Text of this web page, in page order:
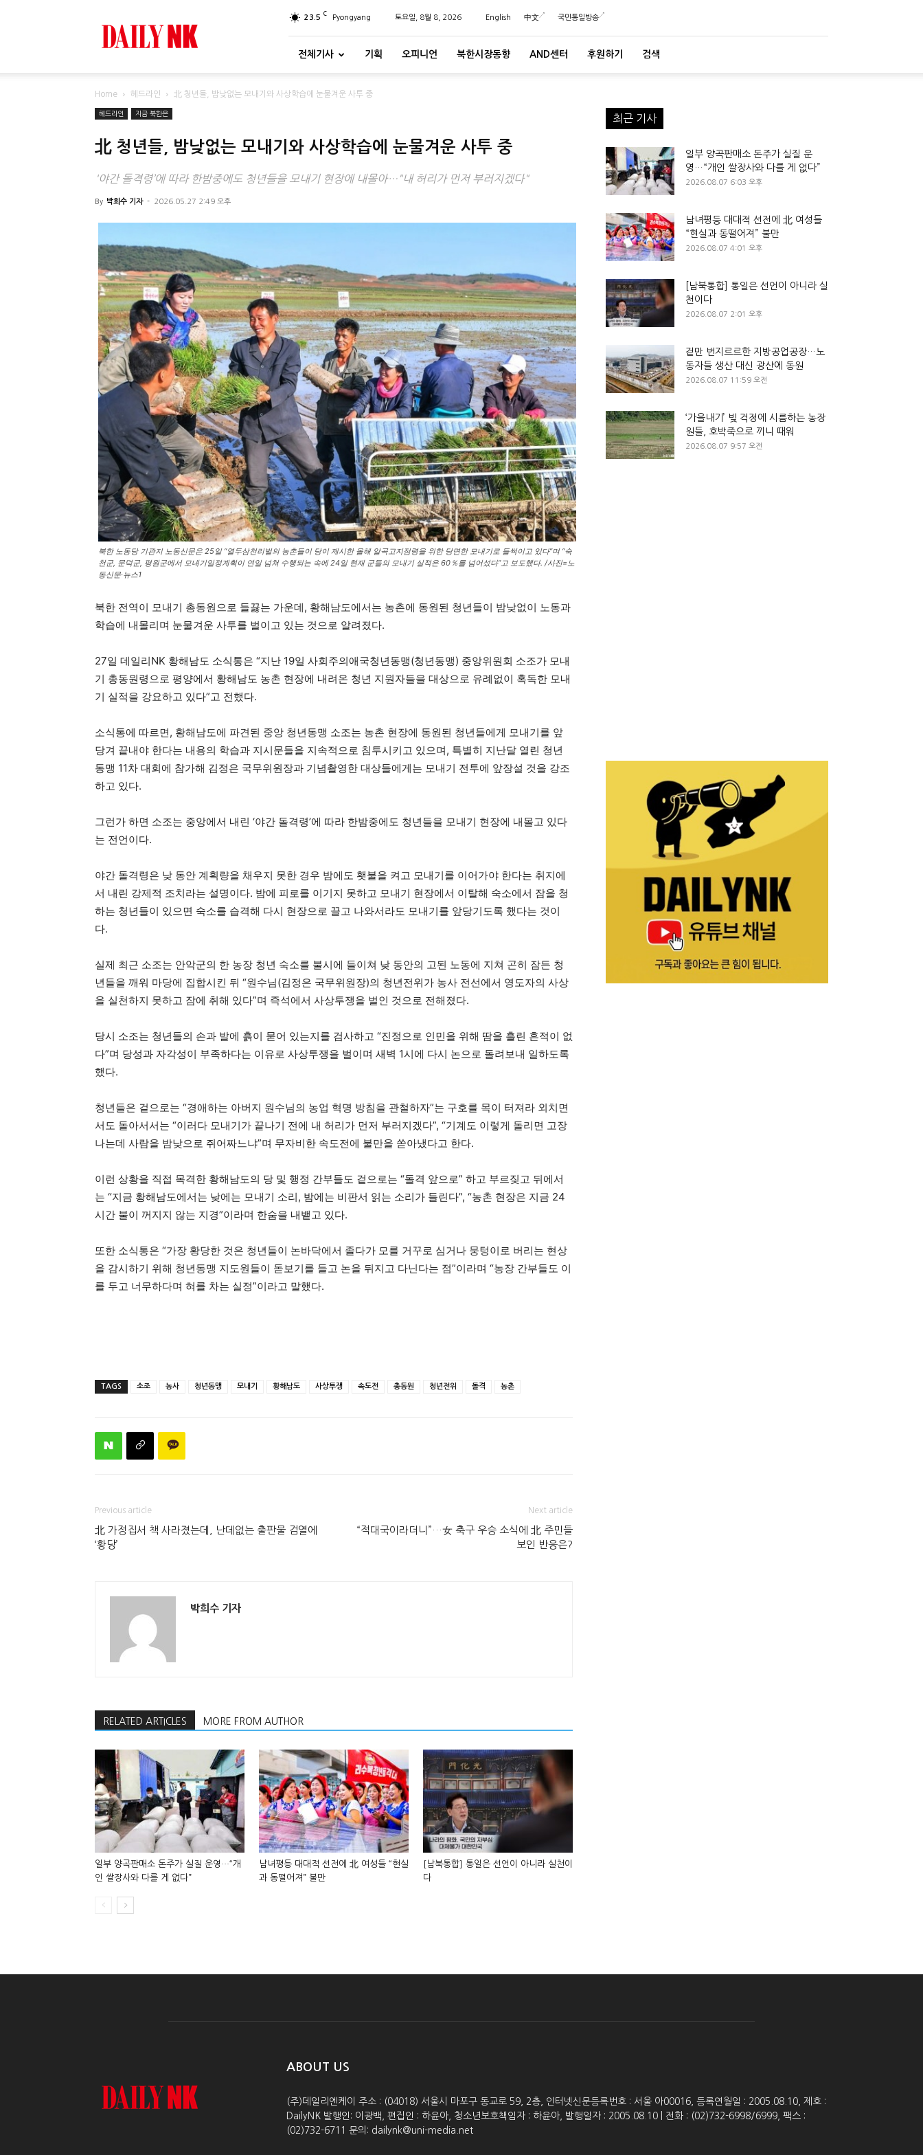
23.5 C Pyongyang 토요일, 8월 8, 2026 English 中文 국민통일방송
전체기사 기획 오피니언 북한시장동향 AND센터 후원하기 검색
Home 헤드라인 北 청년들, 밤낮없는 모내기와 사상학습에 눈물겨운 사투 중
헤드라인 지금 북한은
北 청년들, 밤낮없는 모내기와 사상학습에 눈물겨운 사투 중
'야간 돌격령’에 따라 한밤중에도 청년들을 모내기 현장에 내몰아…"내 허리가 먼저 부러지겠다"
By 박희수 기자 - 2026.05.27 2:49 오후
북한 노동당 기관지 노동신문은 25일 “열두삼천리벌의 농촌들이 당이 제시한 올해 알곡고지점령을 위한 당면한 모내기로 들썩이고 있다”며 “숙
천군, 문덕군, 평원군에서 모내기일정계획이 연일 넘쳐 수행되는 속에 24일 현재 군들의 모내기 실적은 60％를 넘어섰다”고 보도했다. /사진=노
동신문·뉴스1
북한 전역이 모내기 총동원으로 들끓는 가운데, 황해남도에서는 농촌에 동원된 청년들이 밤낮없이 노동과
학습에 내몰리며 눈물겨운 사투를 벌이고 있는 것으로 알려졌다.
27일 데일리NK 황해남도 소식통은 “지난 19일 사회주의애국청년동맹(청년동맹) 중앙위원회 소조가 모내
기 총동원령으로 평양에서 황해남도 농촌 현장에 내려온 청년 지원자들을 대상으로 유례없이 혹독한 모내
기 실적을 강요하고 있다”고 전했다.
소식통에 따르면, 황해남도에 파견된 중앙 청년동맹 소조는 농촌 현장에 동원된 청년들에게 모내기를 앞
당겨 끝내야 한다는 내용의 학습과 지시문들을 지속적으로 침투시키고 있으며, 특별히 지난달 열린 청년
동맹 11차 대회에 참가해 김정은 국무위원장과 기념촬영한 대상들에게는 모내기 전투에 앞장설 것을 강조
하고 있다.
그런가 하면 소조는 중앙에서 내린 ‘야간 돌격령’에 따라 한밤중에도 청년들을 모내기 현장에 내몰고 있다
는 전언이다.
야간 돌격령은 낮 동안 계획량을 채우지 못한 경우 밤에도 횃불을 켜고 모내기를 이어가야 한다는 취지에
서 내린 강제적 조치라는 설명이다. 밤에 피로를 이기지 못하고 모내기 현장에서 이탈해 숙소에서 잠을 청
하는 청년들이 있으면 숙소를 습격해 다시 현장으로 끌고 나와서라도 모내기를 앞당기도록 했다는 것이
다.
실제 최근 소조는 안악군의 한 농장 청년 숙소를 불시에 들이쳐 낮 동안의 고된 노동에 지쳐 곤히 잠든 청
년들을 깨워 마당에 집합시킨 뒤 “원수님(김정은 국무위원장)의 청년전위가 농사 전선에서 영도자의 사상
을 실천하지 못하고 잠에 취해 있다”며 즉석에서 사상투쟁을 벌인 것으로 전해졌다.
당시 소조는 청년들의 손과 발에 흙이 묻어 있는지를 검사하고 “진정으로 인민을 위해 땀을 흘린 흔적이 없
다”며 당성과 자각성이 부족하다는 이유로 사상투쟁을 벌이며 새벽 1시에 다시 논으로 돌려보내 일하도록
했다.
청년들은 겉으로는 “경애하는 아버지 원수님의 농업 혁명 방침을 관철하자”는 구호를 목이 터져라 외치면
서도 돌아서서는 “이러다 모내기가 끝나기 전에 내 허리가 먼저 부러지겠다”, “기계도 이렇게 돌리면 고장
나는데 사람을 밤낮으로 쥐어짜느냐”며 무자비한 속도전에 불만을 쏟아냈다고 한다.
이런 상황을 직접 목격한 황해남도의 당 및 행정 간부들도 겉으로는 “돌격 앞으로” 하고 부르짖고 뒤에서
는 “지금 황해남도에서는 낮에는 모내기 소리, 밤에는 비판서 읽는 소리가 들린다”, “농촌 현장은 지금 24
시간 불이 꺼지지 않는 지경”이라며 한숨을 내뱉고 있다.
또한 소식통은 “가장 황당한 것은 청년들이 논바닥에서 졸다가 모를 거꾸로 심거나 뭉텅이로 버리는 현상
을 감시하기 위해 청년동맹 지도원들이 돋보기를 들고 논을 뒤지고 다닌다는 점”이라며 “농장 간부들도 이
를 두고 너무하다며 혀를 차는 실정”이라고 말했다.
TAGS 소조 농사 청년동맹 모내기 황해남도 사상투쟁 속도전 총동원 청년전위 돌격 농촌
Previous article
北 가정집서 책 사라졌는데, 난데없는 출판물 검열에
‘황당’
Next article
“적대국이라더니”…女 축구 우승 소식에 北 주민들
보인 반응은?
박희수 기자
RELATED ARTICLES MORE FROM AUTHOR
일부 양곡판매소 돈주가 실질 운영…“개
인 쌀장사와 다를 게 없다”
남녀평등 대대적 선전에 北 여성들 “현실
과 동떨어져” 불만
[남북통합] 통일은 선언이 아니라 실천이
다
최근 기사
일부 양곡판매소 돈주가 실질 운
영…“개인 쌀장사와 다를 게 없다”
2026.08.07 6:03 오후
남녀평등 대대적 선전에 北 여성들
“현실과 동떨어져” 불만
2026.08.07 4:01 오후
[남북통합] 통일은 선언이 아니라 실
천이다
2026.08.07 2:01 오후
겉만 번지르르한 지방공업공장…노
동자들 생산 대신 광산에 동원
2026.08.07 11:59 오전
‘가을내기’ 빚 걱정에 시름하는 농장
원들, 호박죽으로 끼니 때워
2026.08.07 9:57 오전
ABOUT US
(주)데일리엔케이 주소 : (04018) 서울시 마포구 동교로 59, 2층, 인터넷신문등록번호 : 서울 아00016, 등록연월일 : 2005.08.10, 제호 :
DailyNK 발행인: 이광백, 편집인 : 하윤아, 청소년보호책임자 : 하윤아, 발행일자 : 2005.08.10 | 전화 : (02)732-6998/6999, 팩스 :
(02)732-6711 문의: dailynk@uni-media.net